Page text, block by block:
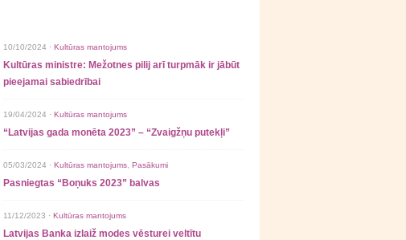
10/10/2024 · Kultūras mantojums
Kultūras ministre: Mežotnes pilij arī turpmāk ir jābūt
pieejamai sabiedrībai
19/04/2024 · Kultūras mantojums
“Latvijas gada monēta 2023” – “Zvaigžņu putekļi”
05/03/2024 · Kultūras mantojums Pasākumi
Pasniegtas “Boņuks 2023” balvas
11/12/2023 · Kultūras mantojums
Latvijas Banka izlaiž modes vēsturei veltītu